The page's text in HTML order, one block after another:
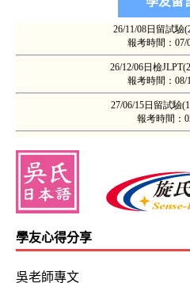
學友心得分享
吳老師專文